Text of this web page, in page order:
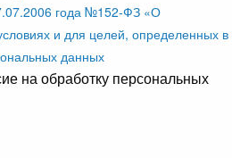
года №152-ФЗ «О
и для целей, определенных в
данных
на обработку персональных